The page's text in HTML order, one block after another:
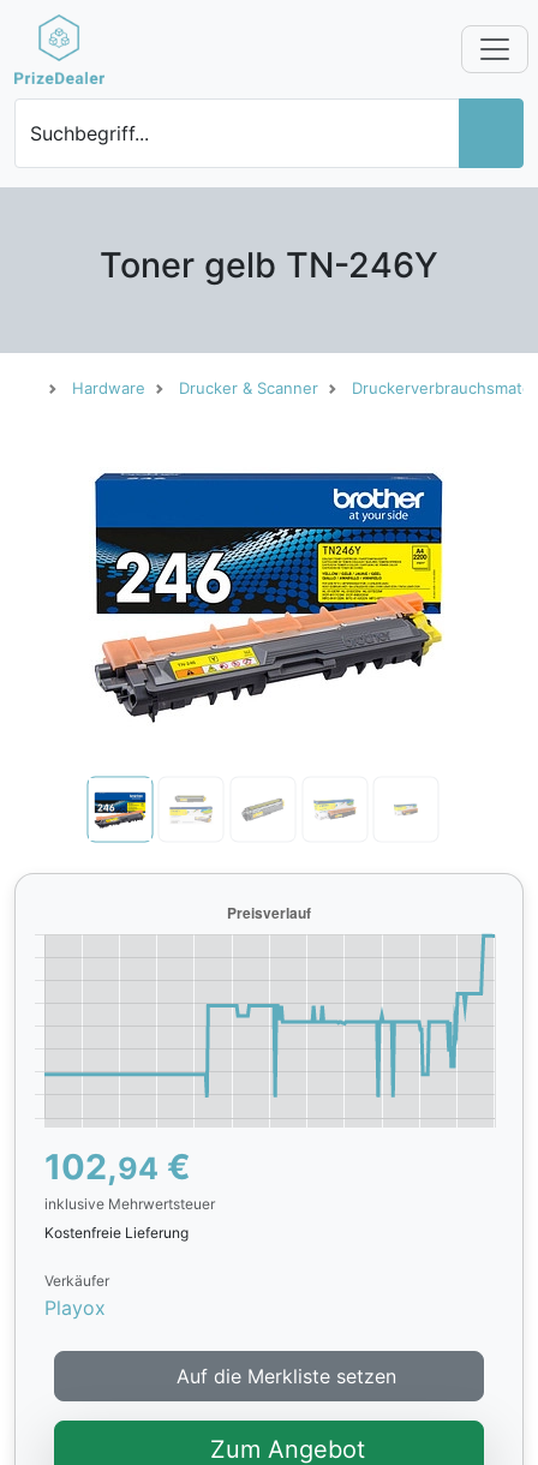
Suchbegriff...
Toner gelb TN-246Y
Hardware Drucker & Scanner
Previous
102,94 €
inklusive Mehrwertsteuer
Kostenfreie Lieferung
Verkäufer
Playox
Auf die Merkliste setzen
Zum Angebot